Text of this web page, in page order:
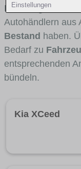
Einstellungen
Fahrzeuge
Autohändlern aus
Bestand haben.
Bedarf zu
entsprechenden
bündeln.
Kia XCeed